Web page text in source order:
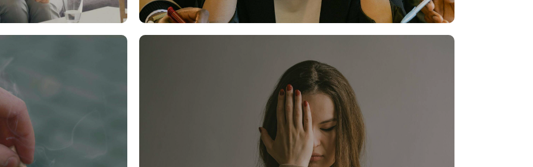
de
jeu, l’alcool, le sexe,
compulsifs — ne
Elles constituent
pour apaiser
Accompagner le deuil et les traumatismes
Les périodes de deuil, qu’il s’agisse de la perte d’un proche,
d’une séparation, d’un changement de vie ou d’un
traumatisme, peuvent laisser des traces profondes.
L’angoisse, la tristesse ou le sentiment de vide qui en
résultent sont des réactions humaines. Lorsqu’elles
deviennent envahissantes, un soutien professionnel peut